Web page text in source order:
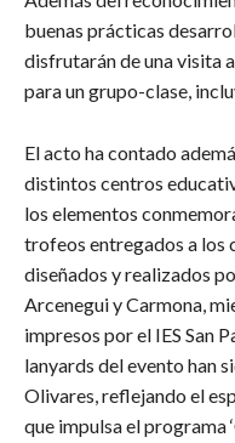
buenas prácticas
disfrutarán de una visita
para un grupo-clase,
El acto ha contado
distintos centros
los elementos
trofeos entregados a los
diseñados y realizados
Arcenegui y Carmona,
impresos por el IES San
lanyards del evento han
Olivares, reflejando el
que impulsa el programa